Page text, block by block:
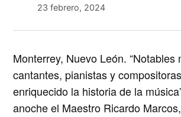
23 febrero, 2024
Monterrey, Nuevo León. “Notables
cantantes, pianistas y
enriquecido la historia de la
anoche el Maestro Ricardo